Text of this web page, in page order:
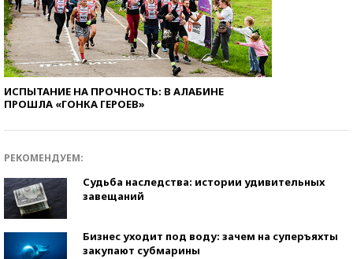
ИСПЫТАНИЕ НА ПРОЧНОСТЬ: В АЛАБИНЕ
ПРОШЛА «ГОНКА ГЕРОЕВ»
РЕКОМЕНДУЕМ:
Судьба наследства: истории удивительных
завещаний
Бизнес уходит под воду: зачем на суперъяхты
закупают субмарины